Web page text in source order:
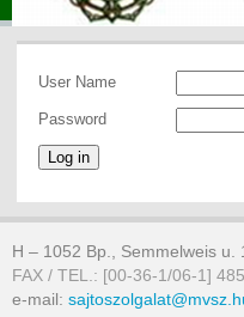
User Name
Password
Log in
H – 1052 Bp., Semmelweis u.
FAX / TEL.: [00-36-1/06-1]
e-mail: